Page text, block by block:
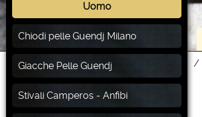
/
Uomo
Chiodi pelle Guendj Milano
Giacche Pelle Guendj
Stivali Camperos - Anfibi